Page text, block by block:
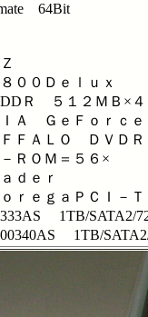
64Bit
０Ｄｅｌｕｘ
Ｒ ５１２ＭＢ×４
ＧｅＦｏｒｃｅ
ＬＯ ＤＶＤＲ
ＯＭ＝５６×
ｅｒ
ｇａＰＣＩ－Ｔ
1TB/SATA2/
SATA2/